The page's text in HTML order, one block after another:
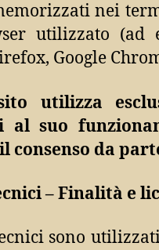
nei
utilizzato (ad
Google
utilizza
al suo
consenso da
– Finalità e
sono